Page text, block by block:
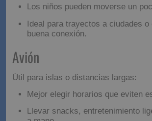
Muy buena alternativa si quieres
Menos estrés que conducir.
Los niños pueden moverse un
Ideal para trayectos a ciudades o
buena conexión.
Avión
Útil para islas o distancias largas: